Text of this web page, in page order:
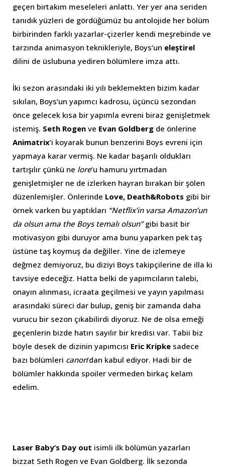
geçen birtakım meseleleri anlattı. Yer yer ana seriden
tanıdık yüzleri de gördüğümüz bu antolojide her bölüm
birbirinden farklı yazarlar-çizerler kendi meşrebinde ve
tarzında animasyon teknikleriyle, Boys’un eleştirel
dilini de üslubuna yediren bölümlere imza attı.
İki sezon arasındaki iki yılı beklemekten bizim kadar
sıkılan, Boys’un yapımcı kadrosu, üçüncü sezondan
önce gelecek kısa bir yapımla evreni biraz genişletmek
istemiş. Seth Rogen ve Evan Goldberg de önlerine
Animatrix’i koyarak bunun benzerini Boys evreni için
yapmaya karar vermiş. Ne kadar başarılı oldukları
tartışılır çünkü ne lore’u hamuru yırtmadan
genişletmişler ne de izlerken hayran bırakan bir şölen
düzenlemişler. Önlerinde Love, Death&Robots gibi bir
örnek varken bu yaptıkları “Netflix’in varsa Amazon’un
da olsun ama the Boys temalı olsun”gibi basit bir
motivasyon gibi duruyor ama bunu yaparken pek taş
üstüne taş koymuş da değiller. Yine de izlemeye
değmez demiyoruz, bu diziyi Boys takipçilerine de illa ki
tavsiye edeceğiz. Hatta belki de yapımcıların talebi,
onayın alınması, icraata geçilmesi ve yayın yapılması
arasındaki süreci dar bulup, geniş bir zamanda daha
vurucu bir sezon çıkabilirdi diyoruz. Ne de olsa emeği
geçenlerin bizde hatırı sayılır bir kredisi var. Tabii biz
böyle desek de dizinin yapımcısı Eric Kripke sadece
bazı bölümleri canon’dan kabul ediyor. Hadi bir de
bölümler hakkında spoiler vermeden birkaç kelam
edelim.
Laser Baby’s Day out isimli ilk bölümün yazarları
bizzat Seth Rogen ve Evan Goldberg. İlk sezonda